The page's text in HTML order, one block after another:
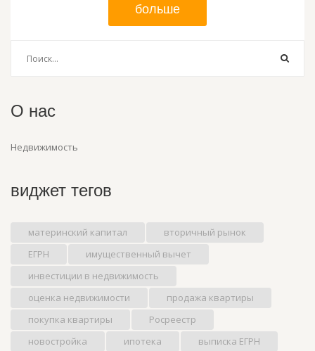
больше
О нас
Недвижимость
виджет тегов
материнский капитал
вторичный рынок
ЕГРН
имущественный вычет
инвестиции в недвижимость
оценка недвижимости
продажа квартиры
покупка квартиры
Росреестр
новостройка
ипотека
выписка ЕГРН